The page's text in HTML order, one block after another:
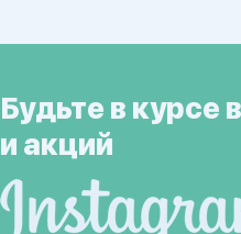
Будьте в курсе
и акций